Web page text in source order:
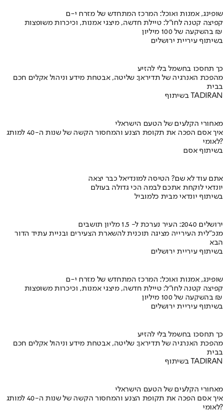
שופינג, אמנות ואוכל: המרכז המתחדש של מזרח י-ם
קפיצה קטנה לחו"ל: טיילת חדשה, מיצגי אמנות, וכיכרות משופצות
בהשקעה של 100 מיליון ₪
בשיתוף עיריית ירושלים
כך תחסכו בחשמל בלי להזיע
מהפכת האנרגיה של תדיראן: שליטה, אבטחת מידע וניהול אקלים חכם
בבית
בשיתוף TADIRAN
מאחורי הקלעים של הטעם הישראלי
איך אסם הפכה את תקופת הצנע והמחסור הקשה של שנות ה-40 למותג
לאומי?
בשיתוף אסם
אתם עוד לא שם? הטיסה למונדיאל כבר יצאה
יונדאי לוקחת אתכם לבמה הכי גדולה בעולם
בשיתוף יונדאי מבית כלמוביל
ירושלים 2040: העיר נערכת ל- 1.5 מליון תושבים
מנכ"לית העירייה מציגה תוכנית להשארת הצעירים ובניית עתיד הדור
הבא
בשיתוף עיריית ירושלים
שופינג, אמנות ואוכל: המרכז המתחדש של מזרח י-ם
קפיצה קטנה לחו"ל: טיילת חדשה, מיצגי אמנות, וכיכרות משופצות
בהשקעה של 100 מיליון ₪
בשיתוף עיריית ירושלים
כך תחסכו בחשמל בלי להזיע
מהפכת האנרגיה של תדיראן: שליטה, אבטחת מידע וניהול אקלים חכם
בבית
בשיתוף TADIRAN
מאחורי הקלעים של הטעם הישראלי
איך אסם הפכה את תקופת הצנע והמחסור הקשה של שנות ה-40 למותג
לאומי?